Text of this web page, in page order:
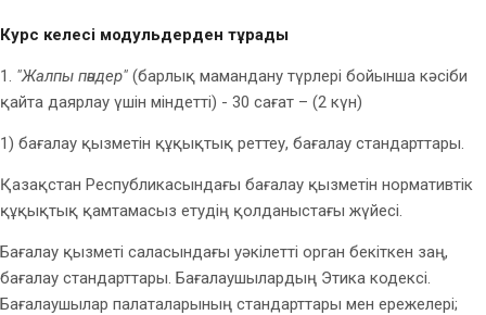
Курс келесі модульдерден тұрады
1. "Жалпы пәндер" (барлық мамандану түрлері бойынша кәсіби
қайта даярлау үшін міндетті) - 30 сағат – (2 күн)
1) бағалау қызметін құқықтық реттеу, бағалау стандарттары.
Қазақстан Республикасындағы бағалау қызметін нормативтік
құқықтық қамтамасыз етудің қолданыстағы жүйесі.
Бағалау қызметі саласындағы уәкілетті орган бекіткен заң,
бағалау стандарттары. Бағалаушылардың Этика кодексі.
Бағалаушылар палаталарының стандарттары мен ережелері;